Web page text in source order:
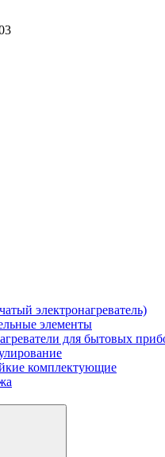
электронагреватель)
элементы
для бытовых
комплектующие